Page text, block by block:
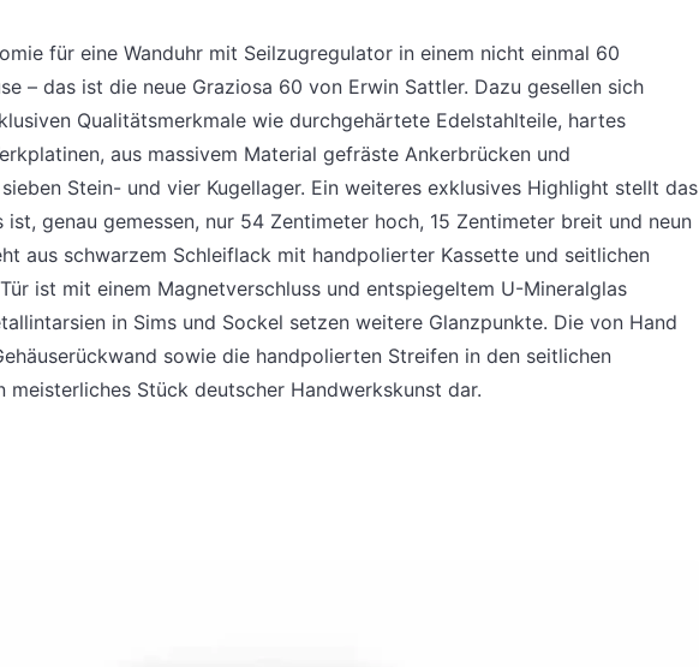
für eine Wanduhr mit Seilzugregulator in einem nicht einmal 60
– das ist die neue Graziosa 60 von Erwin Sattler. Dazu gesellen sich
Qualitätsmerkmale wie durchgehärtete Edelstahlteile, hartes
aus massivem Material gefräste Ankerbrücken und
Stein- und vier Kugellager. Ein weiteres exklusives Highlight stellt das
ist, genau gemessen, nur 54 Zentimeter hoch, 15 Zentimeter breit und neun
aus schwarzem Schleiflack mit handpolierter Kassette und seitlichen
ist mit einem Magnetverschluss und entspiegeltem U-Mineralglas
in Sims und Sockel setzen weitere Glanzpunkte. Die von Hand
sowie die handpolierten Streifen in den seitlichen
meisterliches Stück deutscher Handwerkskunst dar.